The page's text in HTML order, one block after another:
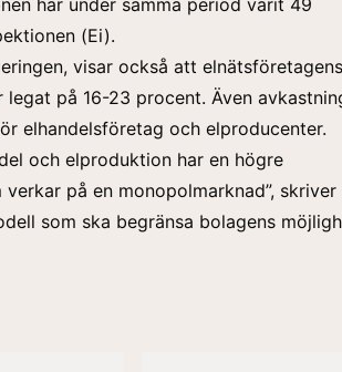
har under samma period varit 49
(Ei).
visar också att elnätsföretagens
på 16-23 procent. Även
elhandelsföretag och elproducenter.
och elproduktion har en högre
på en monopolmarknad”, skriver
som ska begränsa bolagens